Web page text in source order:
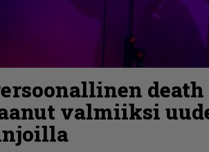
valmiiksi